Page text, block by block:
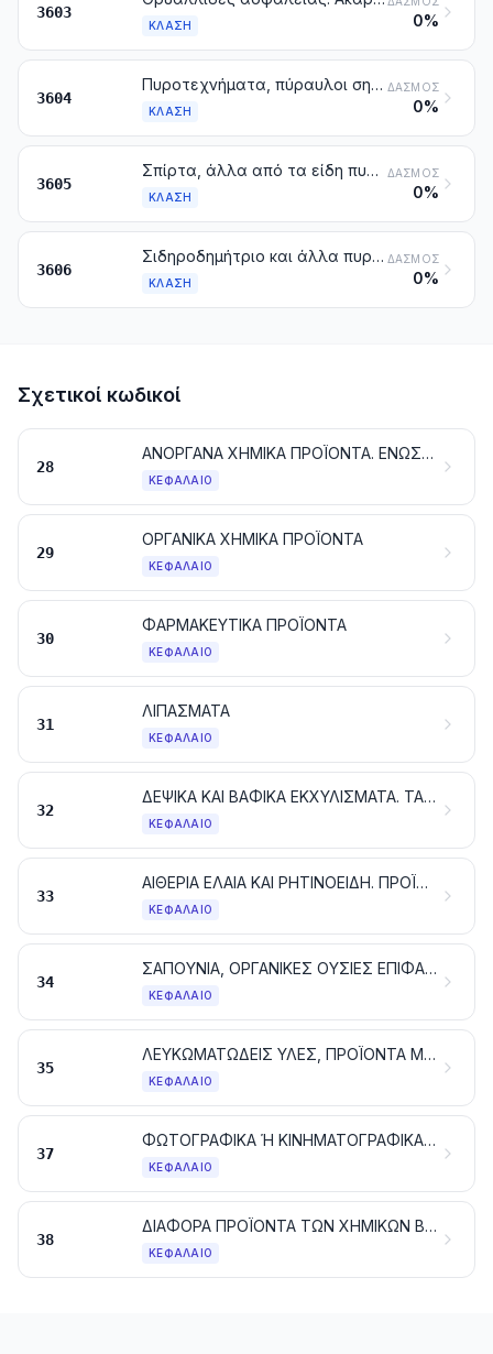
3603
ΚΛΆΣΗ 0%
3604
Πυροτεχνήματα, πύραυλοι σηματοδότησης ή για το διασκορπισμό των χαλαζοφόρων νεφών και παρόμοια, κροτίδες και άλλα είδη πυροτεχνίας
ΚΛΆΣΗ
ΔΑΣΜΌΣ
0%
3605
Σπίρτα, άλλα από τα είδη πυροτεχνίας της κλάσης 3604
ΚΛΆΣΗ
ΔΑΣΜΌΣ
0%
3606
Σιδηροδημήτριο και άλλα πυροφορικά κράματα κάθε μορφής. Είδη από εύφλεκτες ύλες που αναφέρονται στη σημείωση 2 του κεφαλαίου αυτού
ΚΛΆΣΗ
ΔΑΣΜΌΣ
0%
Σχετικοί κωδικοί
28
ΑΝΟΡΓΑΝΑ ΧΗΜΙΚΑ ΠΡΟΪΟΝΤΑ. ΕΝΩΣΕΙΣ ΑΝΟΡΓΑΝΕΣ Ή ΟΡΓΑΝΙΚΕΣ ΤΩΝ ΠΟΛΥΤΙΜΩΝ ΜΕΤΑΛΛΩΝ, ΤΩΝ ΡΑΔΙΕΝΕΡΓΩΝ ΣΤΟΙΧΕΙΩΝ, ΤΩΝ ΜΕΤΑΛΛΩΝ ΤΩΝ ΣΠΑΝΙΩΝ ΓΑΙΩΝ Ή ΤΩΝ ΙΣΟΤΟΠΩΝ
ΚΕΦΆΛΑΙΟ
29
ΟΡΓΑΝΙΚΑ ΧΗΜΙΚΑ ΠΡΟΪΟΝΤΑ
ΚΕΦΆΛΑΙΟ
30
ΦΑΡΜΑΚΕΥΤΙΚΑ ΠΡΟΪΟΝΤΑ
ΚΕΦΆΛΑΙΟ
31
ΛΙΠΑΣΜΑΤΑ
ΚΕΦΆΛΑΙΟ
32
ΔΕΨΙΚΑ ΚΑΙ ΒΑΦΙΚΑ ΕΚΧΥΛΙΣΜΑΤΑ. ΤΑΝΝΙΝΕΣ ΚΑΙ ΤΑ ΠΑΡΑΓΩΓΑ ΤΟΥΣ. ΧΡΩΣΤΙΚΑ ΚΑΙ ΑΛΛΕΣ ΧΡΩΣΤΙΚΕΣ ΥΛΕΣ, ΧΡΩΜΑΤΑ ΕΠΙΧΡΙΣΗΣ ΚΑΙ ΒΕΡΝΙΚΙΑ. ΜΑΣΤΙΧΕΣ (ΣΤΟΚΟΙ). ΜΕΛΑΝΙΑ
ΚΕΦΆΛΑΙΟ
33
ΑΙΘΕΡΙΑ ΕΛΑΙΑ ΚΑΙ ΡΗΤΙΝΟΕΙΔΗ. ΠΡΟΪΟΝΤΑ ΑΡΩΜΑΤΟΠΟΙΙΑΣ Ή ΚΑΛΛΩΠΙΣΜΟΥ ΠΑΡΑΣΚΕΥΑΣΜΕΝΑ ΚΑΙ ΚΑΛΛΥΝΤΙΚΑ ΠΑΡΑΣΚΕΥΑΣΜΑΤΑ
ΚΕΦΆΛΑΙΟ
34
ΣΑΠΟΥΝΙΑ, ΟΡΓΑΝΙΚΕΣ ΟΥΣΙΕΣ ΕΠΙΦΑΝΕΙΑΚΗΣ ΔΡΑΣΗΣ, ΠΑΡΑΣΚΕΥΑΣΜΑΤΑ ΓΙΑ ΠΛΥΣΙΜΟ (ΑΛΙΣΙΒΕΣ), ΠΑΡΑΣΚΕΥΑΣΜΑΤΑ ΛΙΠΑΝΤΙΚΑ, ΚΕΡΙΑ ΤΕΧΝΗΤΑ, ΚΕΡΙΑ ΠΑΡΑΣΚΕΥΑΣΜΕΝΑ, ΠΡΟΪΟΝΤΑ ΣΥΝΤΗΡΗΣΗΣ, ΚΕΡΙΑ ΚΑΙ ΠΑΡΟΜΟΙΑ ΕΙΔΗ, ΠΑΣΤΕΣ ΓΙΑ ΠΡΟΠΛΑΣΜΑΤΑ, «ΚΕΡΙΑ ΓΙΑ ΤΗΝ ΟΔΟΝΤΟΤΕΧΝΙΚΗ» ΚΑΙ ΣΥΝΘΕΣΕΙΣ ΓΙΑ ΤΗΝ ΟΔΟΝΤΟΤΕΧΝΙΚΗ ΜΕ ΒΑΣΗ ΤΟΝ ΓΥΨΟ
ΚΕΦΆΛΑΙΟ
35
ΛΕΥΚΩΜΑΤΩΔΕΙΣ ΥΛΕΣ, ΠΡΟΪΟΝΤΑ ΜΕ ΒΑΣΗ ΤΑ ΤΡΟΠΟΠΟΙΗΜΕΝΑ ΑΜΥΛΑ ΚΑΘΕ ΕΙΔΟΥΣ. ΚΟΛΛΕΣ. ΕΝΖΥΜΑ
ΚΕΦΆΛΑΙΟ
37
ΦΩΤΟΓΡΑΦΙΚΑ Ή ΚΙΝΗΜΑΤΟΓΡΑΦΙΚΑ ΠΡΟΪΟΝΤΑ
ΚΕΦΆΛΑΙΟ
38
ΔΙΑΦΟΡΑ ΠΡΟΪΟΝΤΑ ΤΩΝ ΧΗΜΙΚΩΝ ΒΙΟΜΗΧΑΝΙΩΝ
ΚΕΦΆΛΑΙΟ